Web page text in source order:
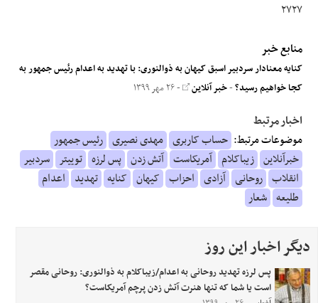
۲۷۲۷
منابع خبر
کنایه معنادار سردبیر اسبق کیهان به ذوالنوری: با تهدید به اعدام رئیس جمهور به
کجا خواهیم رسید؟-خبر آنلاین - ۲۶ مهر ۱۳۹۹
اخبار مرتبط
موضوعات مرتبط: حساب کاربری مهدی نصیری رئیس جمهور
خبرآنلاین زیباکلام آمریکاست آتش زدن پس لرزه توییتر سردبیر
انقلاب روحانی آزادی احزاب کیهان کنایه تهدید اعدام
طلیعه شعار
دیگر اخبار این روز
پس لرزه تهدید روحانی به اعدام/زیباکلام به ذوالنوری: روحانی مقصر
است یا شما که تنها هنرت آتش زدن پرچم آمریکاست؟